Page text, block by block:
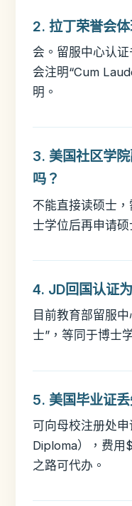
2. 拉丁荣誉会
会。留服中心认
会注明“Cum
明。
3. 美国社区学
吗？
不能直接读硕士
士学位后再申请硕
4. JD回国认证
目前教育部留服
士”，等同于博士
5. 美国毕业证
可向母校注册处
Diploma），费
之路可代办。